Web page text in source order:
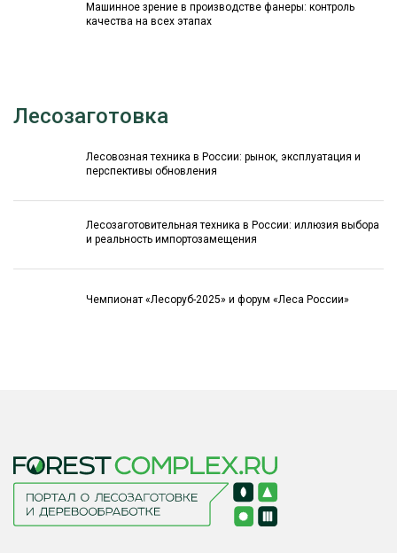
Машинное зрение в производстве фанеры: контроль
качества на всех этапах
Лесозаготовка
Лесовозная техника в России: рынок, эксплуатация и
перспективы обновления
Лесозаготовительная техника в России: иллюзия выбора
и реальность импортозамещения
Чемпионат «Лесоруб-2025» и форум «Леса России»